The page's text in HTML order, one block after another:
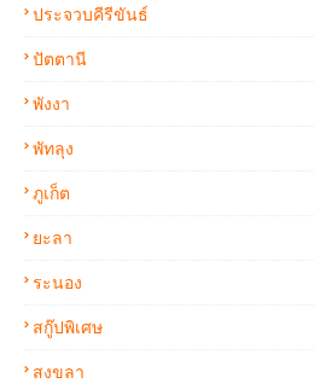
ประจวบคีรีขันธ์
ปัตตานี
พังงา
พัทลุง
ภูเก็ต
ยะลา
ระนอง
สกู๊ปพิเศษ
สงขลา